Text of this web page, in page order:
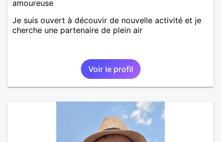
amoureuse
Je suis ouvert à découvir de nouvelle activité et je
cherche une partenaire de plein air
Voir le profil